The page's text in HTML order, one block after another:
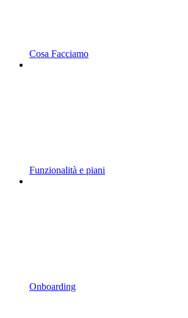
Cosa Facciamo
Funzionalità e piani
Onboarding